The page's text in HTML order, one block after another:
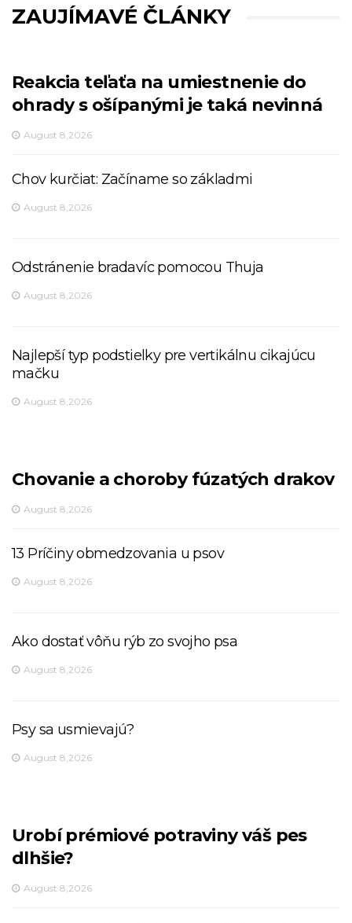
ZAUJÍMAVÉ ČLÁNKY
Reakcia teľaťa na umiestnenie do
ohrady s ošípanými je taká nevinná
August 8,2026
Chov kurčiat: Začíname so základmi
August 8,2026
Odstránenie bradavíc pomocou Thuja
August 8,2026
Najlepší typ podstielky pre vertikálnu cikajúcu
mačku
August 8,2026
Chovanie a choroby fúzatých drakov
August 8,2026
13 Príčiny obmedzovania u psov
August 8,2026
Ako dostať vôňu rýb zo svojho psa
August 8,2026
Psy sa usmievajú?
August 8,2026
Urobí prémiové potraviny váš pes
dlhšie?
August 8,2026